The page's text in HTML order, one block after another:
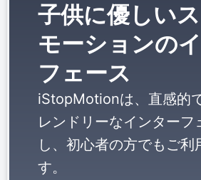
子供に優しい
モーションの
フェース
iStopMotionは、直感的
レンドリーなインターフ
し、初心者の方でもご利
す。